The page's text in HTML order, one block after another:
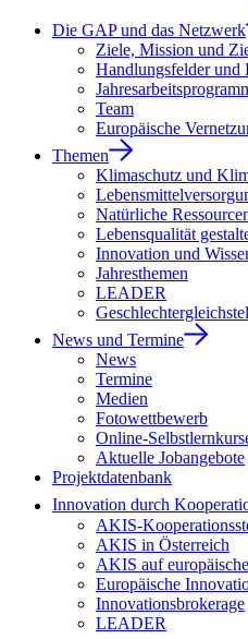
Die GAP und das Netzwerk
Ziele, Mission und
Handlungsfelder und
Team
Europäische
Themen
Klimaschutz und
Natürliche
Lebensqualität
Innovation und
Jahresthemen
LEADER
News und Termine
News
Termine
Medien
Fotowettbewerb
Online-
Aktuelle Jobangebote
Projektdatenbank
Innovation durch
AKIS-
AKIS in Österreich
AKIS auf
Europäische
Innovationsbrokerage
LEADER